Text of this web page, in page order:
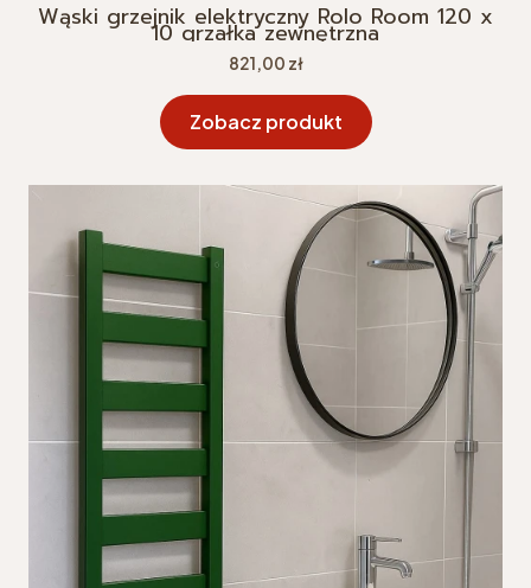
Wąski grzejnik elektryczny Rolo Room 120 x
10 grzałka zewnętrzna
Cena
821,00 zł
Zobacz produkt